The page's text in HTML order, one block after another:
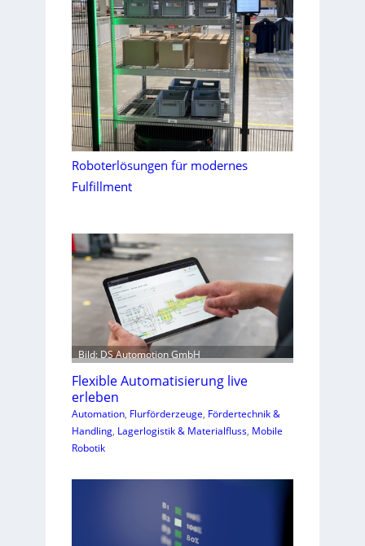
Roboterlösungen für modernes
Fulfillment
Bild: DS Automotion GmbH
Flexible Automatisierung live
erleben
Automation, Flurförderzeuge, Fördertechnik &
Handling, Lagerlogistik & Materialfluss, Mobile
Robotik